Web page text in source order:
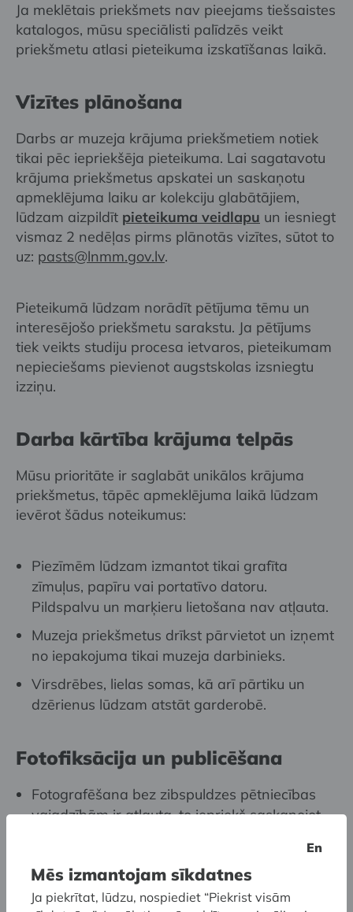
Ja meklētais priekšmets nav pieejams tiešsaistes
katalogos, mūsu speciālisti palīdzēs veikt
priekšmetu atlasi pieteikuma izskatīšanas laikā.
Vizītes plānošana
Darbs ar muzeja krājuma priekšmetiem notiek
tikai pēc iepriekšēja pieteikuma. Lai sagatavotu
krājuma priekšmetus apskatei un saskaņotu
apmeklējuma laiku ar kolekciju glabātājiem,
lūdzam aizpildīt pieteikuma veidlapu un iesniegt
vismaz 2 nedēļas pirms plānotās vizītes, sūtot to
uz: pasts@lnmm.gov.lv.
Pieteikumā lūdzam norādīt pētījuma tēmu un
interesējošo priekšmetu sarakstu. Ja pētījums
tiek veikts studiju procesa ietvaros, pieteikumam
nepieciešams pievienot augstskolas izsniegtu
izziņu.
Darba kārtība krājuma telpās
Mūsu prioritāte ir saglabāt unikālos krājuma
priekšmetus, tāpēc apmeklējuma laikā lūdzam
ievērot šādus noteikumus:
Piezīmēm lūdzam izmantot tikai grafīta
zīmuļus, papīru vai portatīvo datoru.
Pildspalvu un marķieru lietošana nav atļauta.
Muzeja priekšmetus drīkst pārvietot un izņemt
no iepakojuma tikai muzeja darbinieks.
Virsdrēbes, lielas somas, kā arī pārtiku un
dzērienus lūdzam atstāt garderobē.
Fotofiksācija un publicēšana
Fotografēšana bez zibspuldzes pētniecības
vajadzībām ir atļauta, to iepriekš saskaņojot
Attēlu publicēšana iepriekš rakstiski jāsaskaņo
ar muzeju.
En
Mēs izmantojam sīkdatnes
Ja piekrītat, lūdzu, nospiediet “Piekrist visām